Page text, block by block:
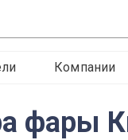
Компании
фары